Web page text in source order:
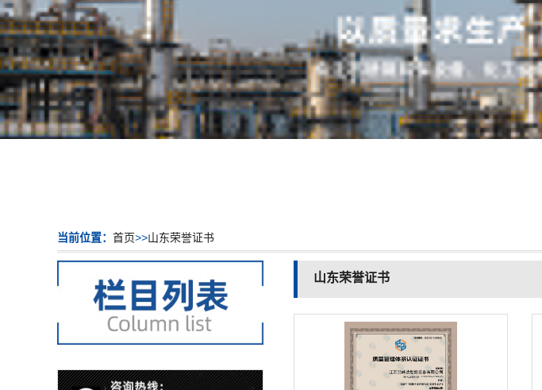
当前位置： 首页>>山东荣誉证书
山东荣誉证书